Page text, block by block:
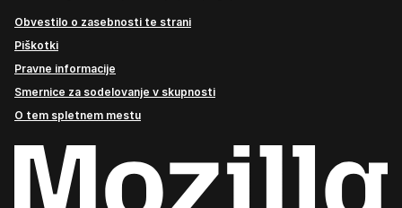
Obvestilo o zasebnosti te strani
Piškotki
Pravne informacije
Smernice za sodelovanje v skupnosti
O tem spletnem mestu